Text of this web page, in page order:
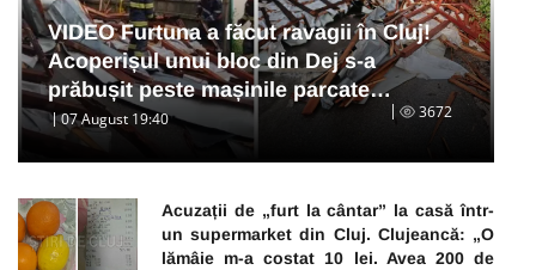
VIDEO Furtuna a făcut ravagii în Cluj!
Acoperișul unui bloc din Dej s-a
prăbușit peste mașinile parcate…
07 August 19:40 3672
Acuzații de „furt la cântar” la casă într-
un supermarket din Cluj. Clujeancă: „O
lămâie m-a costat 10 lei. Avea 200 de